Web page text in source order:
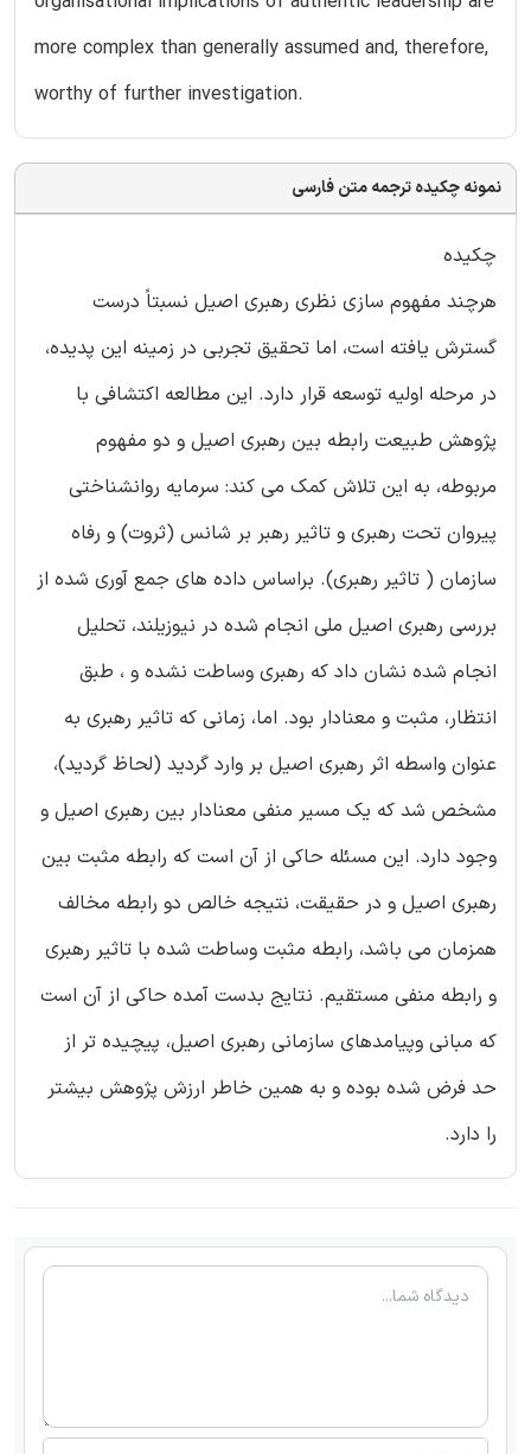
more complex than generally assumed and, therefore,
worthy of further investigation.
نمونه چکیده ترجمه متن فارسی
چکیده
هرچند مفهوم سازی نظری رهبری اصیل نسبتاً درست
گسترش یافته است، اما تحقیق تجربی در زمینه این پدیده،
در مرحله اولیه توسعه قرار دارد. این مطالعه اکتشافی با
پژوهش طبیعت رابطه بین رهبری اصیل و دو مفهوم
مربوطه، به این تلاش کمک می کند: سرمایه روانشناختی
پیروان تحت رهبری و تاثیر رهبر بر شانس (ثروت) و رفاه
سازمان ( تاثیر رهبری). براساس داده های جمع آوری شده از
بررسی رهبری اصیل ملی انجام شده در نیوزیلند، تحلیل
انجام شده نشان داد که رهبری وساطت نشده و ، طبق
انتظار، مثبت و معنادار بود. اما، زمانی که تاثیر رهبری به
عنوان واسطه اثر رهبری اصیل بر وارد گردید (لحاظ گردید)،
مشخص شد که یک مسیر منفی معنادار بین رهبری اصیل و
وجود دارد. این مسئله حاکی از آن است که رابطه مثبت بین
رهبری اصیل و در حقیقت، نتیجه خالص دو رابطه مخالف
همزمان می باشد، رابطه مثبت وساطت شده با تاثیر رهبری
و رابطه منفی مستقیم. نتایج بدست آمده حاکی از آن است
که مبانی وپیامدهای سازمانی رهبری اصیل، پیچیده تر از
حد فرض شده بوده و به همین خاطر ارزش پژوهش بیشتر
را دارد.